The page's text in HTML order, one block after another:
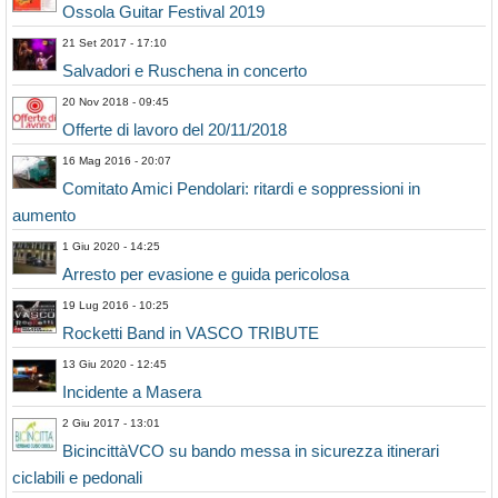
Ossola Guitar Festival 2019
21 Set 2017 - 17:10
Salvadori e Ruschena in concerto
20 Nov 2018 - 09:45
Offerte di lavoro del 20/11/2018
16 Mag 2016 - 20:07
Comitato Amici Pendolari: ritardi e soppressioni in
aumento
1 Giu 2020 - 14:25
Arresto per evasione e guida pericolosa
19 Lug 2016 - 10:25
Rocketti Band in VASCO TRIBUTE
13 Giu 2020 - 12:45
Incidente a Masera
2 Giu 2017 - 13:01
BicincittàVCO su bando messa in sicurezza itinerari
ciclabili e pedonali